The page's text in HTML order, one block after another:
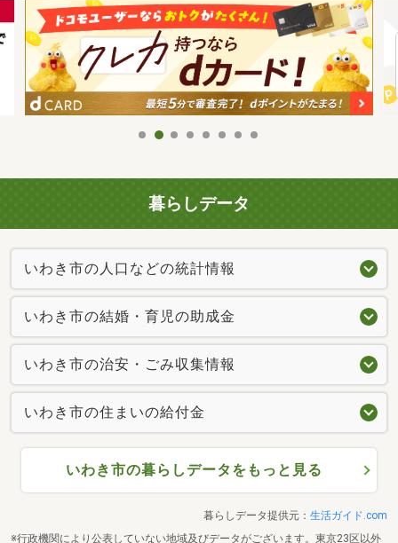
暮らしデータ
いわき市の人口などの統計情報
いわき市の結婚・育児の助成金
いわき市の治安・ごみ収集情報
いわき市の住まいの給付金
いわき市の暮らしデータをもっと見る
暮らしデータ提供元： 生活ガイド.com
※行政機関により公表していない地域及びデータがございます。東京23区以外